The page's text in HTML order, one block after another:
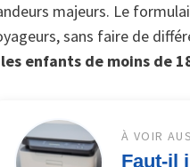
majeurs. Le
sans faire de
enfants de moins de
À VOIR
Faut-il